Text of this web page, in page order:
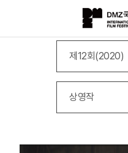
제12회(2020)
상영작